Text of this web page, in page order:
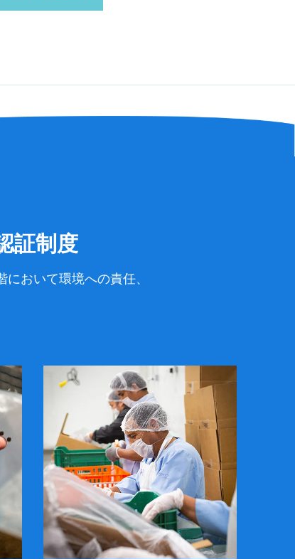
証制度
おいて環境への責任、